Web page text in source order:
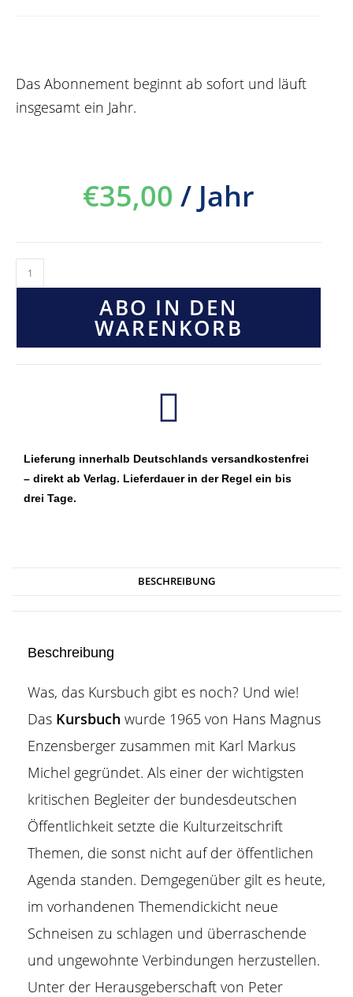
Das Abonnement beginnt ab sofort und läuft
insgesamt ein Jahr.
€35,00 / Jahr
ABO IN DEN
WARENKORB
Lieferung innerhalb Deutschlands versandkostenfrei
– direkt ab Verlag. Lieferdauer in der Regel ein bis
drei Tage.
BESCHREIBUNG
Beschreibung
Was, das Kursbuch gibt es noch? Und wie!
Das Kursbuch wurde 1965 von Hans Magnus
Enzensberger zusammen mit Karl Markus
Michel gegründet. Als einer der wichtigsten
kritischen Begleiter der bundesdeutschen
Öffentlichkeit setzte die Kulturzeitschrift
Themen, die sonst nicht auf der öffentlichen
Agenda standen. Demgegenüber gilt es heute,
im vorhandenen Themendickicht neue
Schneisen zu schlagen und überraschende
und ungewohnte Verbindungen herzustellen.
Unter der Herausgeberschaft von Peter